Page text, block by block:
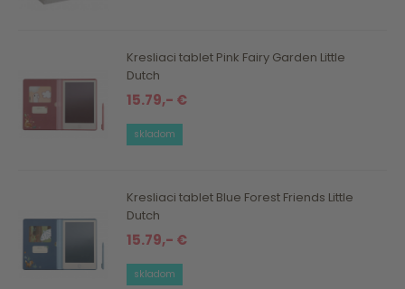
Kresliaci tablet Pink Fairy Garden Little
Dutch
15.79,- €
skladom
Kresliaci tablet Blue Forest Friends Little
Dutch
15.79,- €
skladom